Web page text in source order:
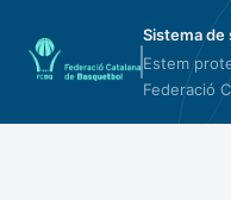
Sistema de
Estem
Federació